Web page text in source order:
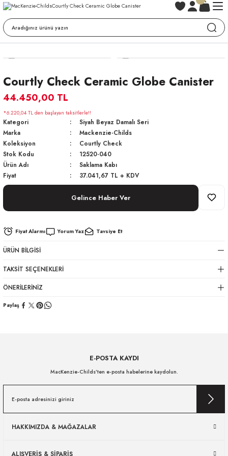
Courtly Check Ceramic Globe Canister
44.450,00 TL
*6.220,04 TL den başlayan taksitlerle!!
Kategori
Siyah Beyaz Damalı Seri
Marka
Mackenzie-Childs
Koleksiyon
Courtly Check
Stok Kodu
12520-040
Ürün Adı
Saklama Kabı
Fiyat
37.041,67 TL + KDV
Gelince Haber Ver
Fiyat Alarmı Yorum Yaz Tavsiye Et
ÜRÜN BILGISI
TAKSIT SEÇENEKLERI
ÖNERILERINIZ
Paylaş
E-POSTA KAYDI
MacKenzie-Childs’ten e-posta habelerine kaydolun.
HAKKIMIZDA & MAĞAZALAR
ALIŞVERİŞ & SİPARİŞ